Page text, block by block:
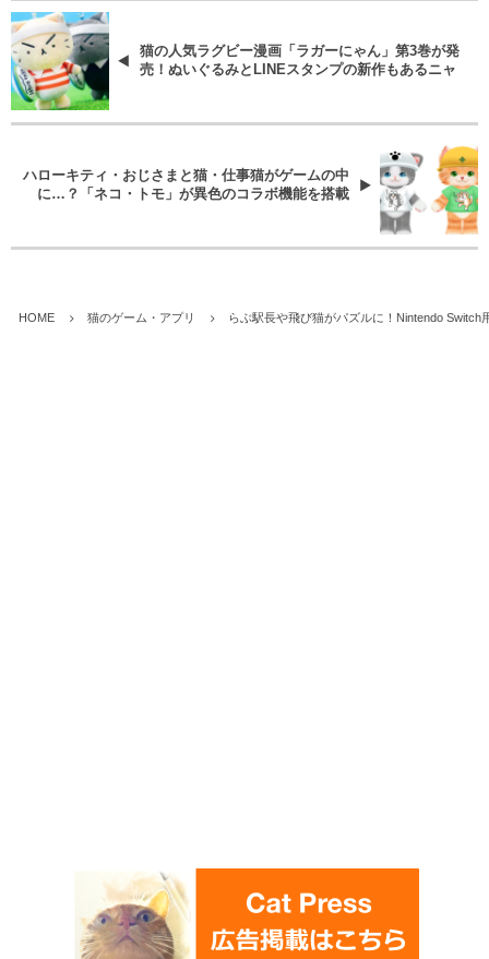
猫の人気ラグビー漫画「ラガーにゃん」第3巻が発
売！ぬいぐるみとLINEスタンプの新作もあるニャ
ハローキティ・おじさまと猫・仕事猫がゲームの中
に…？「ネコ・トモ」が異色のコラボ機能を搭載
HOME 猫のゲーム・アプリ らぶ駅長や飛び猫がパズルに！Nintendo